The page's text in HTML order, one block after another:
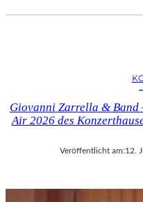
Giovanni Zarrella & Band
Air 2026 des
Veröffentlicht am:12.